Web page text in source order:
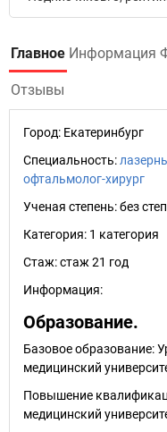
Главное Информация
Отзывы
Город: Екатеринбург
Специальность:
офтальмолог-хирург
Ученая степень:без
Категория: 1 категория
Стаж:стаж 21 год
Информация:
Образование.
Базовое образование:
медицинский
Повышение
медицинский